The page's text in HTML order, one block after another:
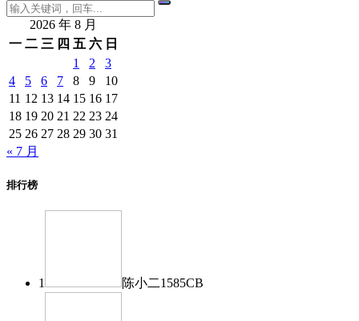
2026 年 8 月
一 二 三 四 五 六 日
1
2
3
4
5 6 7 8 9
10
11 12 13 14 15 16 17
18 19 20 21 22 23 24
25 26 27 28 29 30 31
« 7 月
排行榜
1 陈小二1585CB